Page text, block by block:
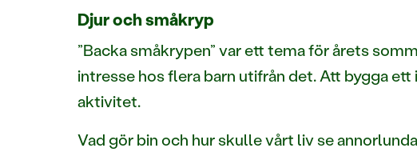
Djur och småkryp
”Backa småkrypen” var ett tema för årets
intresse hos flera barn utifrån det. Att bygga
aktivitet.
Vad gör bin och hur skulle vårt liv se